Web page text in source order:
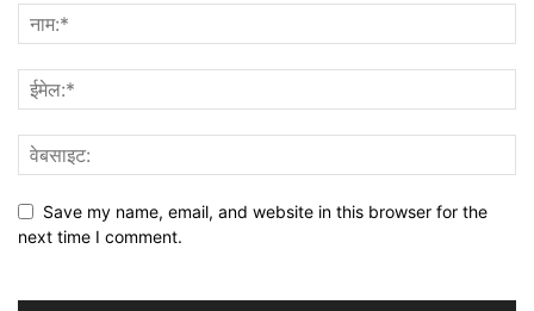
Save my name, email, and website in this browser for the
next time I comment.